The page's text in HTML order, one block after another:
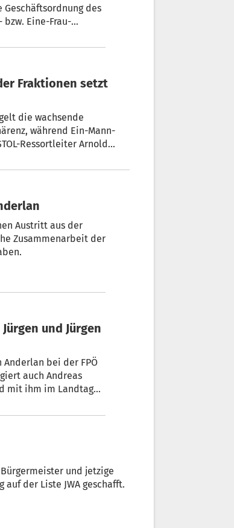
Geschäftsordnung des
Eine-Frau-
die wachsende
während Ein-Mann-
Ressortleiter Arnold
Austritt aus der
Zusammenarbeit der
bei der FPÖ
auch Andreas
mit ihm im Landtag
auf der Liste JWA geschafft.